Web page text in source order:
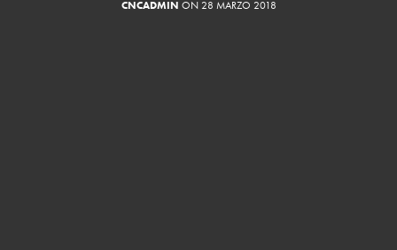
CNCADMIN ON 28 MARZO 2018